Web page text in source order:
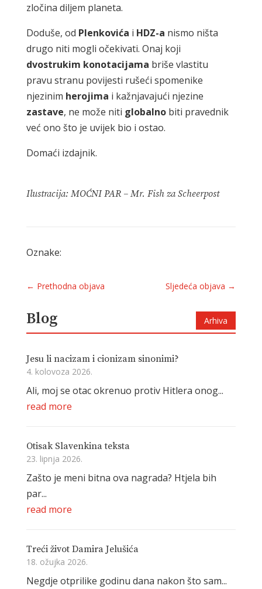
zločina diljem planeta.
Doduše, od Plenkovića i HDZ-a nismo ništa
drugo niti mogli očekivati. Onaj koji
dvostrukim konotacijama briše vlastitu
pravu stranu povijesti rušeći spomenike
njezinim herojima i kažnjavajući njezine
zastave, ne može niti globalnobiti pravednik
već ono što je uvijek bio i ostao.
Domaći izdajnik.
Ilustracija: MOĆNI PAR – Mr. Fish za Scheerpost
Oznake:
← Prethodna objava Sljedeća objava →
Blog Arhiva
Jesu li nacizam i cionizam sinonimi?
4. kolovoza 2026.
Ali, moj se otac okrenuo protiv Hitlera onog...
read more
Otisak Slavenkina teksta
23. lipnja 2026.
Zašto je meni bitna ova nagrada? Htjela bih
par...
read more
Treći život Damira Jelušića
18. ožujka 2026.
Negdje otprilike godinu dana nakon što sam...